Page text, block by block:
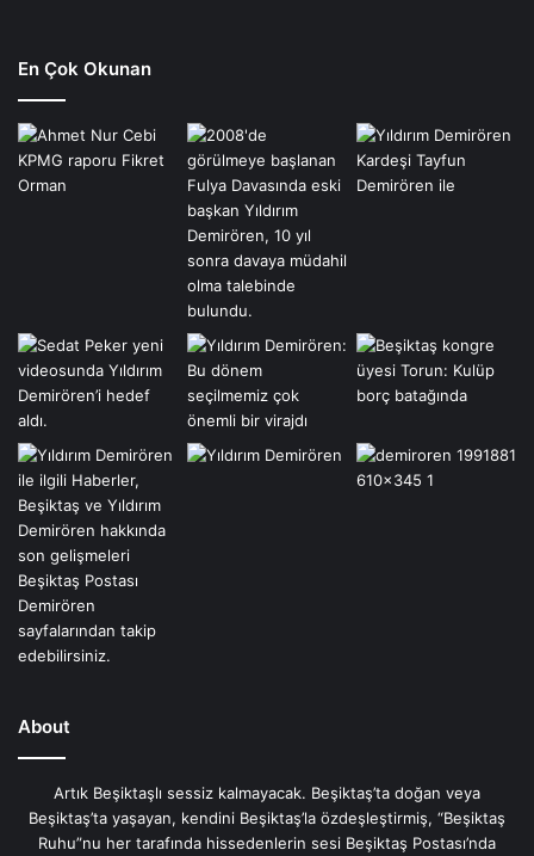
En Çok Okunan
About
Artık Beşiktaşlı sessiz kalmayacak. Beşiktaş’ta doğan veya
Beşiktaş’ta yaşayan, kendini Beşiktaş’la özdeşleştirmiş, “Beşiktaş
Ruhu”nu her tarafında hissedenlerin sesi Beşiktaş Postası’nda